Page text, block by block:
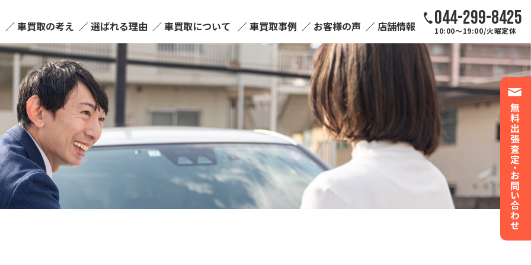
車買取の考え 選ばれる理由 車買取について 車買取事例 お客様の声 店舗情報 044-299-8425
10:00～19:00/火曜定休